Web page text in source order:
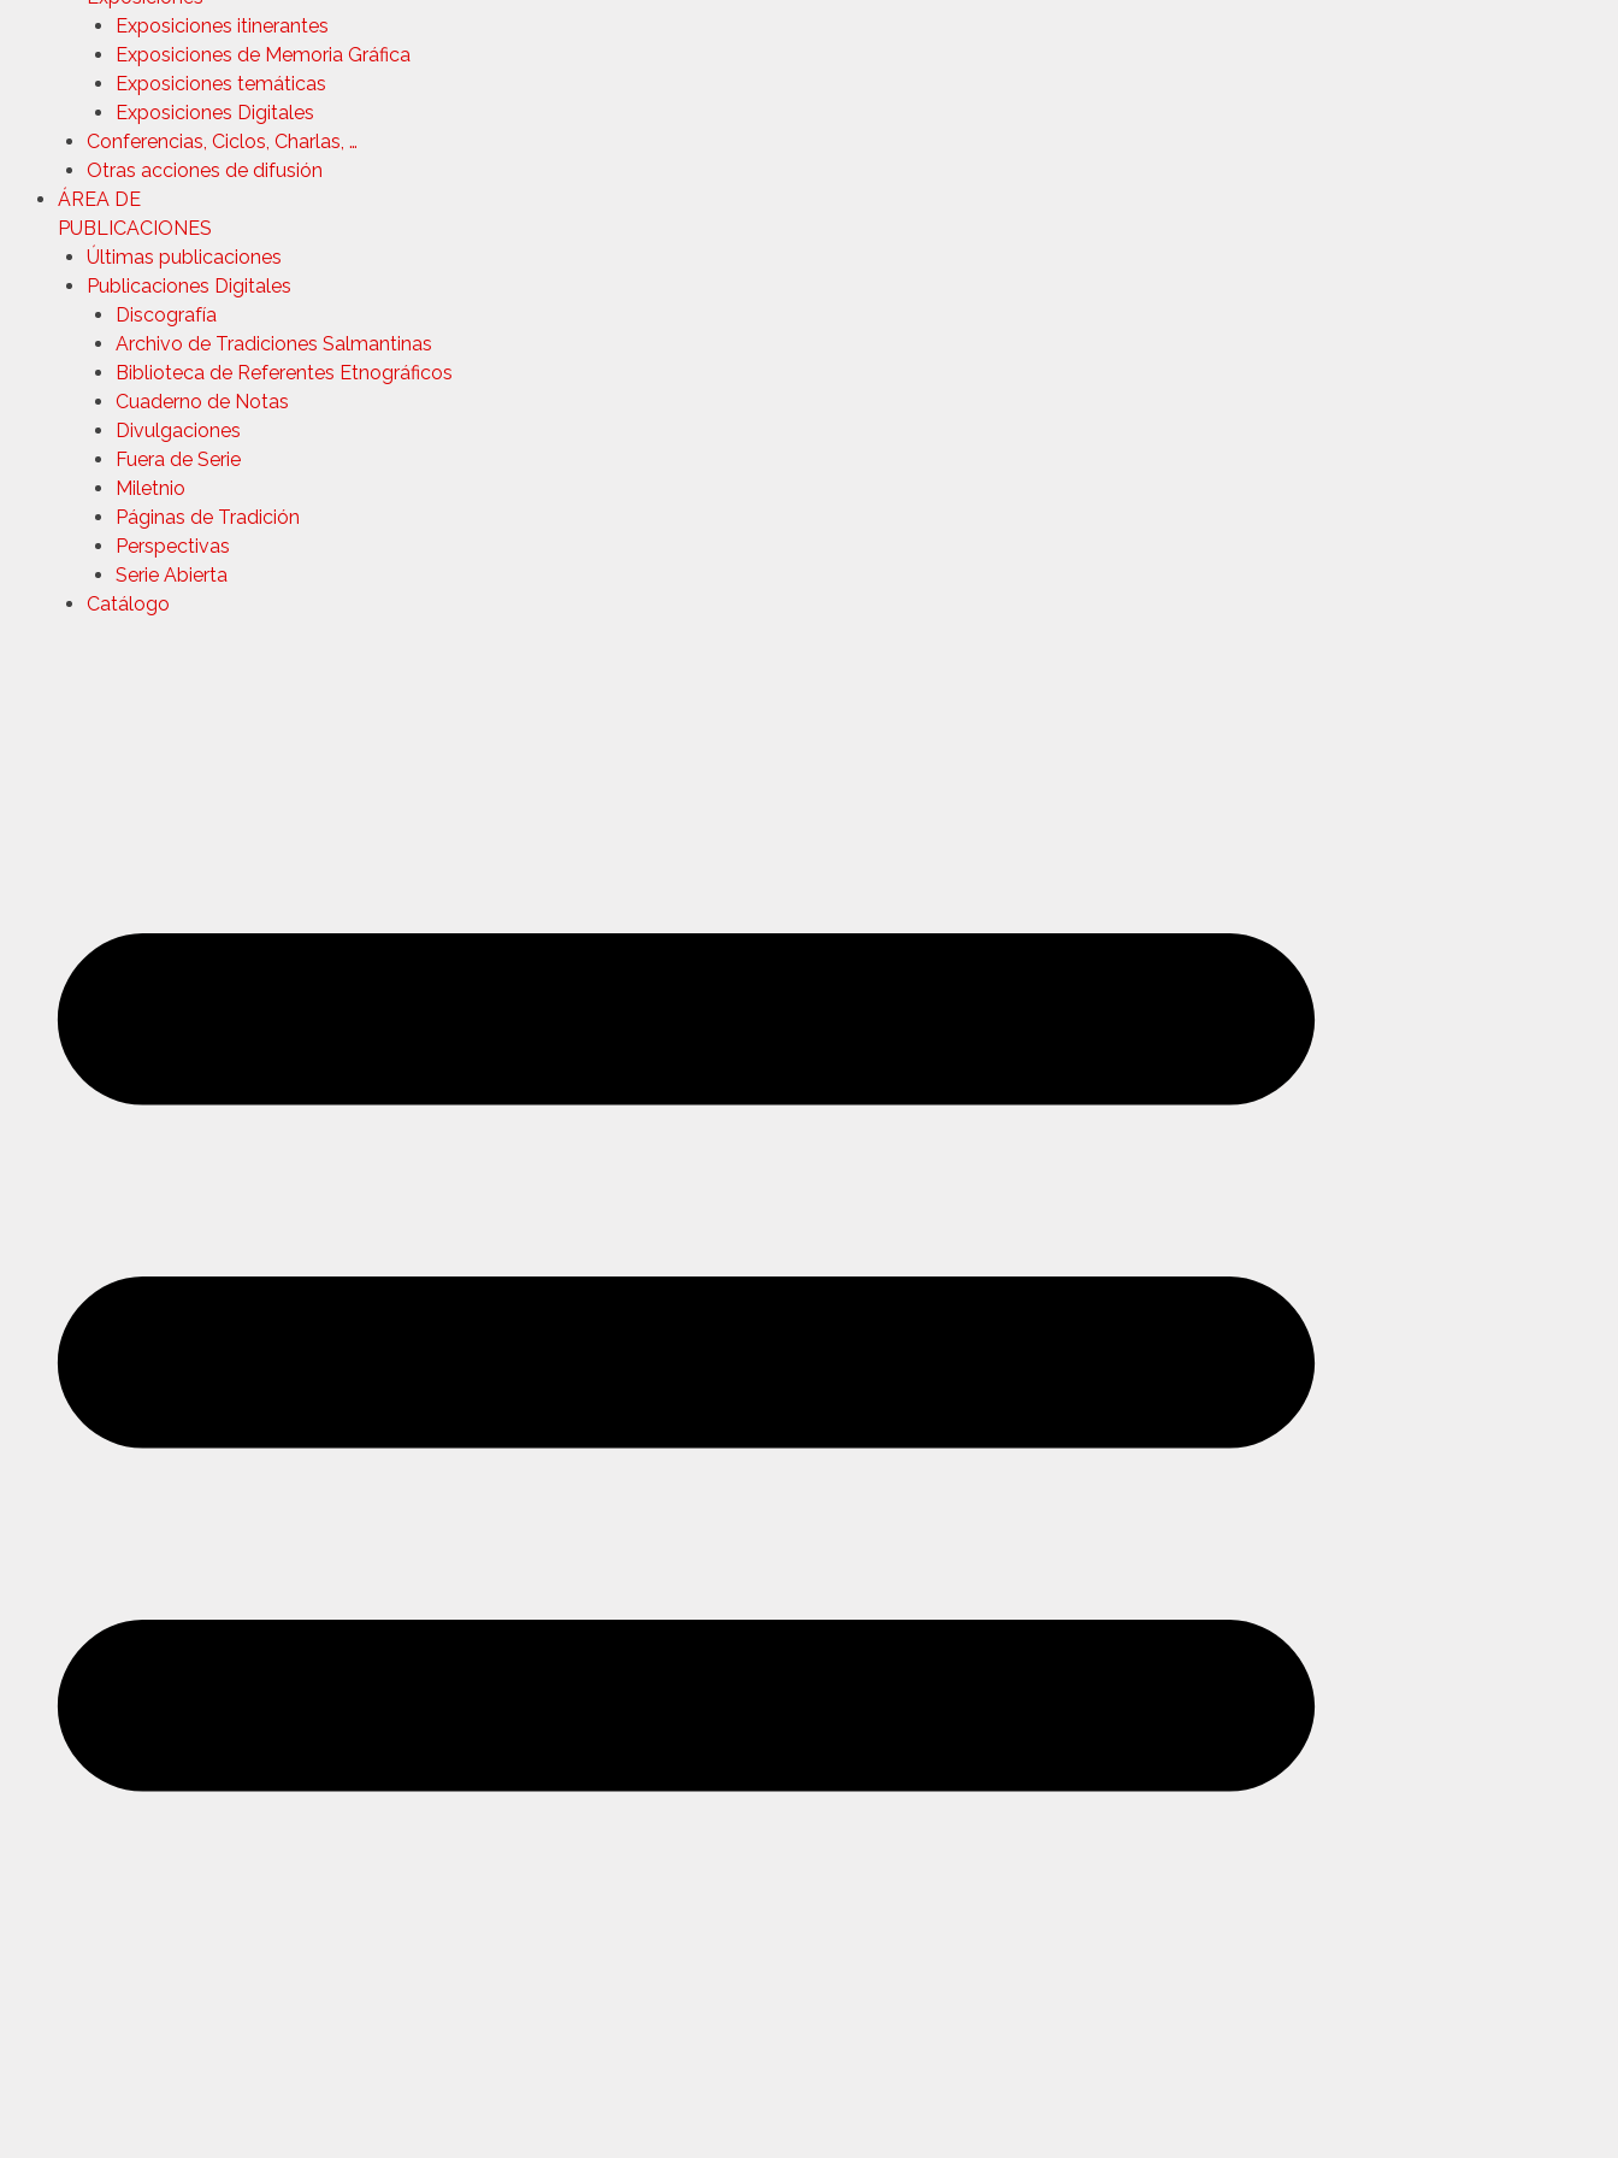
Exposiciones itinerantes
Exposiciones de Memoria Gráfica
Exposiciones temáticas
Exposiciones Digitales
Conferencias, Ciclos, Charlas, …
Otras acciones de difusión
ÁREA DE
PUBLICACIONES
Últimas publicaciones
Publicaciones Digitales
Discografía
Archivo de Tradiciones Salmantinas
Biblioteca de Referentes Etnográficos
Cuaderno de Notas
Divulgaciones
Fuera de Serie
Miletnio
Páginas de Tradición
Perspectivas
Serie Abierta
Catálogo